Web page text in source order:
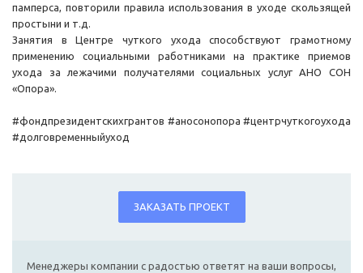
памперса, повторили правила использования в уходе скользящей
простыни и т.д.
Занятия в Центре чуткого ухода способствуют грамотному
применению социальными работниками на практике приемов
ухода за лежачими получателями социальных услуг АНО СОН
«Опора».
#фондпрезидентскихгрантов #аносонопора #центрчуткогоухода
#долговременныйуход
ЗАКАЗАТЬ ПРОЕКТ
Менеджеры компании с радостью ответят на ваши вопросы,